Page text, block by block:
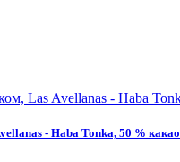
- Haba Tonka, 50 % какао